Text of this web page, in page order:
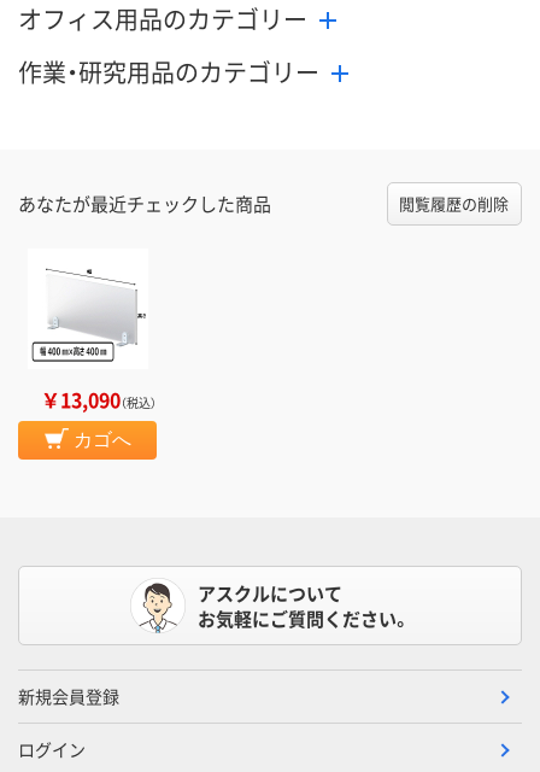
オフィス用品のカテゴリー
作業・研究用品のカテゴリー
あなたが最近チェックした商品 閲覧履歴の削除
￥13,090（税込）
カゴへ
アスクルについて
お気軽にご質問ください。
新規会員登録
ログイン